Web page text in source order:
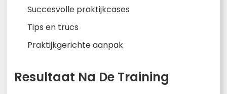
Succesvolle praktijkcases
Tips en trucs
Praktijkgerichte aanpak
Resultaat Na De Training